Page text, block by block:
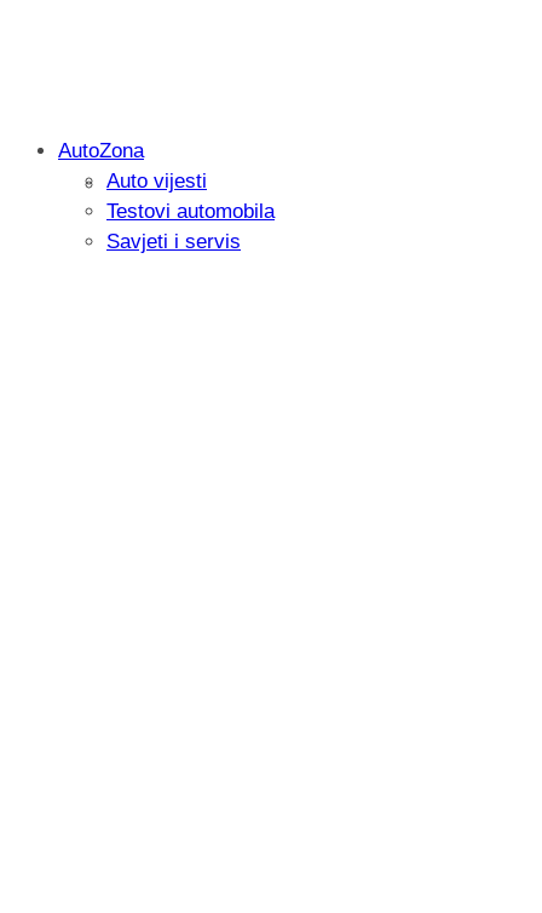
Savjetujemo: Što učiniti kada vaš
AutoZona
Auto vijesti
Testovi automobila
Savjeti i servis